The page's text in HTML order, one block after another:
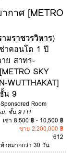
กาศ [METRO
มราชวรวิหาร)
าคอนโด 1 ปี
ย สาทร-
SKY
WUTTHAKAT]
น 9
Sponsored Room
. ชั้น 9 FH
เช่า 8,500 ฿ - 10,500 ฿
ขาย 2,200,000 ฿
612
ายมากกว่า 30 วัน